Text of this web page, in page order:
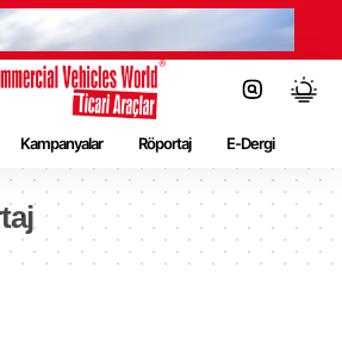
Kampanyalar Röportaj E-Dergi